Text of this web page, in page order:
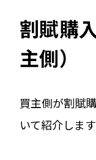
割賦購
主側）
買主側が割賦
いて紹介します